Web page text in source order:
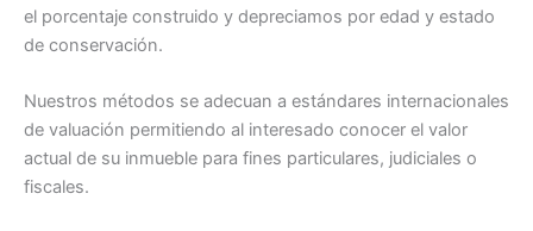
el porcentaje construido y depreciamos por edad y estado
de conservación.
Nuestros métodos se adecuan a estándares internacionales
de valuación permitiendo al interesado conocer el valor
actual de su inmueble para fines particulares, judiciales o
fiscales.